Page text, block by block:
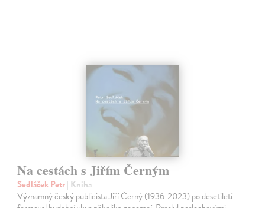
Na cestách s Jiřím Černým
Sedláček Petr| Kniha
Významný český publicista Jiří Černý (1936-2023) po desetiletí